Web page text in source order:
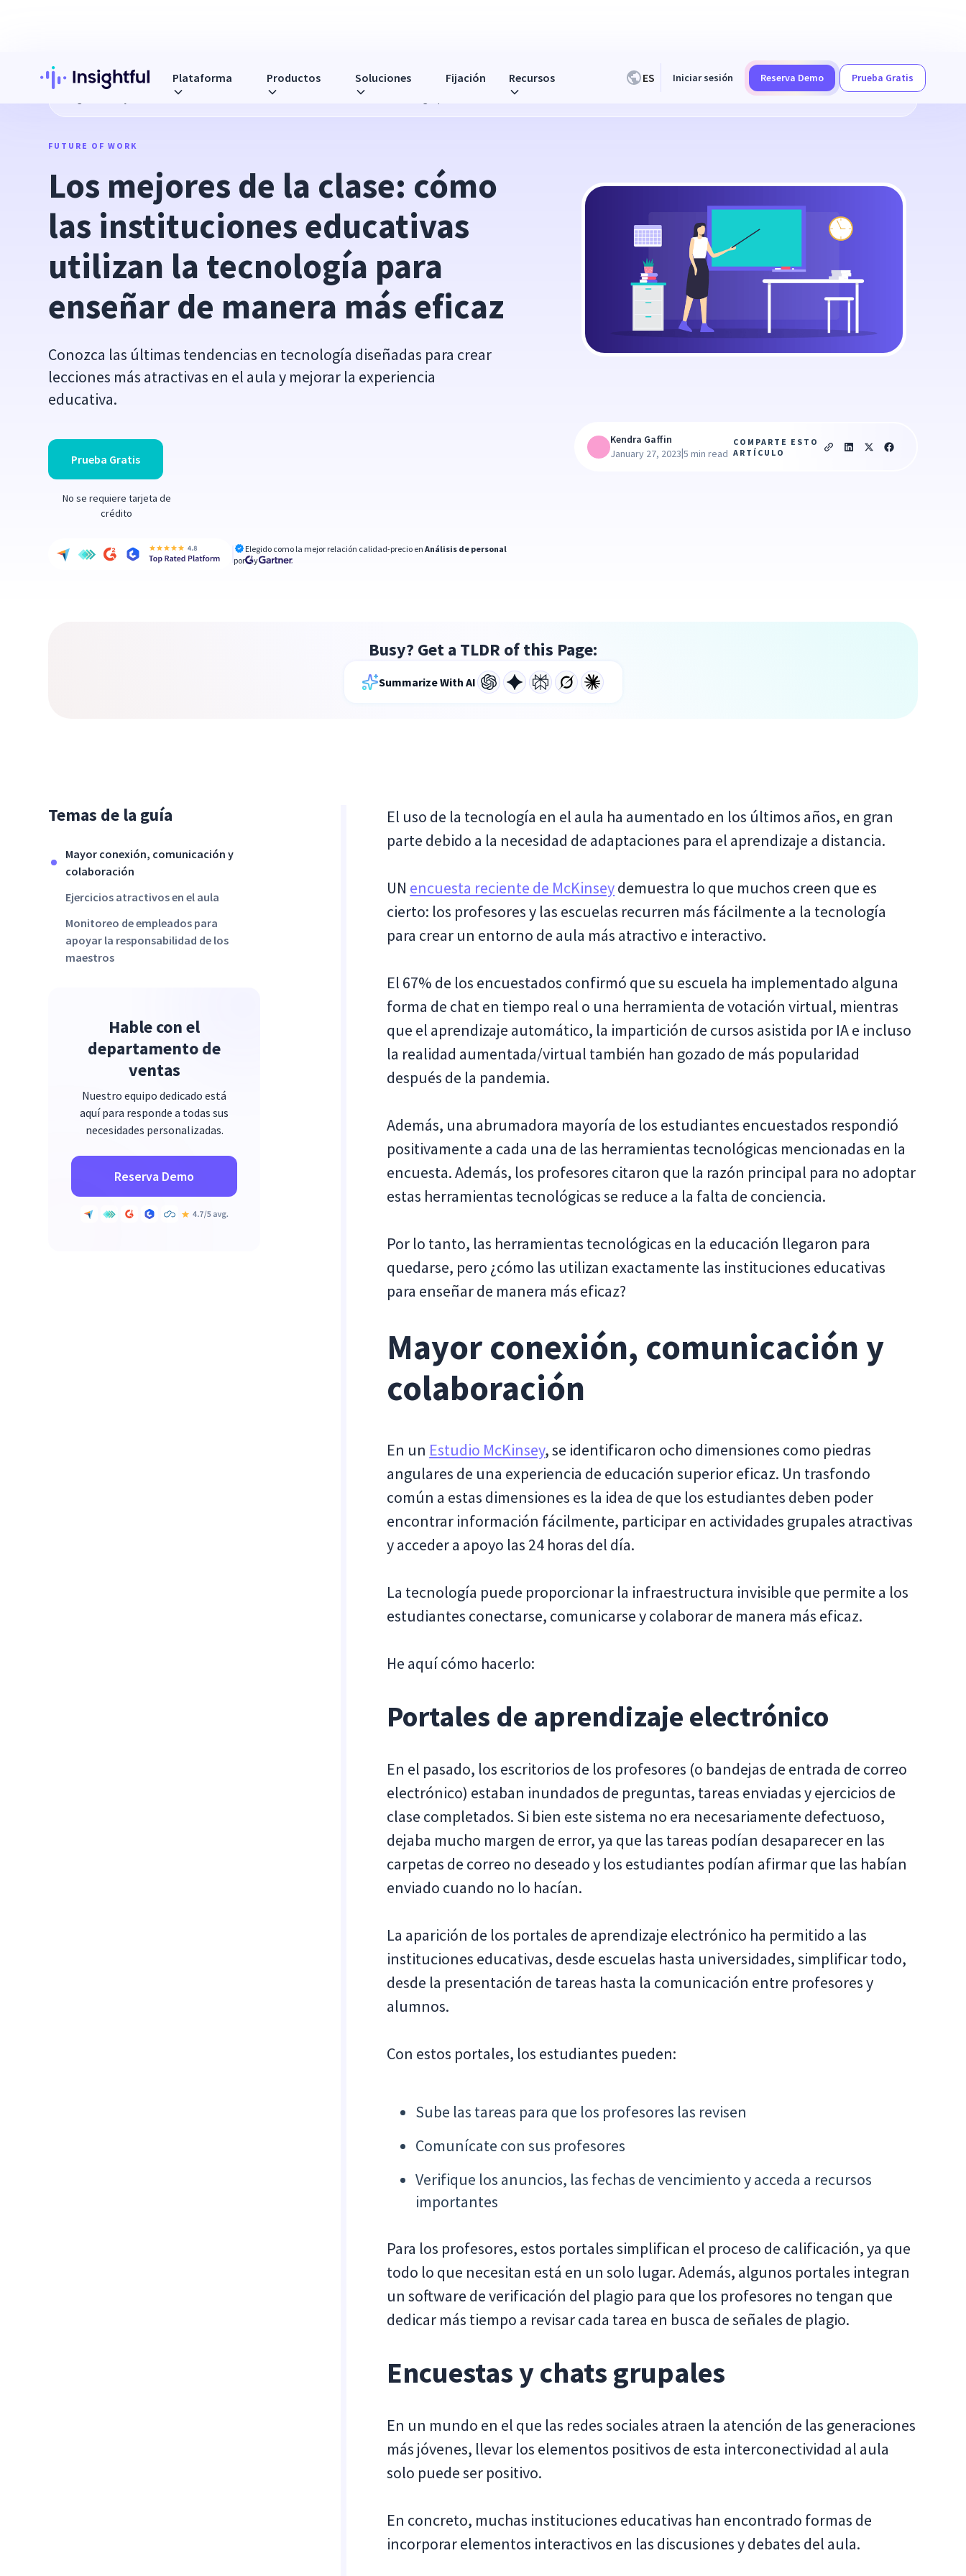
Plataforma Productos Soluciones Fijación Recursos ES Iniciar sesión Reserva Demo
Prueba Gratis
Los mejores de la clase: cómo las instituciones educativas utilizan la tecnología para enseñar de manera más eficaz
FUTURE OF WORK
Los mejores de la clase: cómo
las instituciones educativas
utilizan la tecnología para
enseñar de manera más eficaz
Conozca las últimas tendencias en tecnología diseñadas para crear
lecciones más atractivas en el aula y mejorar la experiencia
educativa.
Prueba Gratis
No se requiere tarjeta de
crédito
Elegido como la mejor relación calidad-precio enAnálisis de personal
por
y
Kendra Gaffin
January 27, 2023|5 min read
COMPARTE ESTO
ARTÍCULO
Busy? Get a TLDR of this Page:
Summarize With AI
Temas de la guía
Mayor conexión, comunicación y
colaboración
Ejercicios atractivos en el aula
Monitoreo de empleados para
apoyar la responsabilidad de los
maestros
Hable con el
departamento de
ventas
Nuestro equipo dedicado está
aquí para responde a todas sus
necesidades personalizadas.
Reserva Demo
El uso de la tecnología en el aula ha aumentado en los últimos años, en gran
parte debido a la necesidad de adaptaciones para el aprendizaje a distancia.
UN encuesta reciente de McKinseydemuestra lo que muchos creen que es
cierto: los profesores y las escuelas recurren más fácilmente a la tecnología
para crear un entorno de aula más atractivo e interactivo.
El 67% de los encuestados confirmó que su escuela ha implementado alguna
forma de chat en tiempo real o una herramienta de votación virtual, mientras
que el aprendizaje automático, la impartición de cursos asistida por IA e incluso
la realidad aumentada/virtual también han gozado de más popularidad
después de la pandemia.
Además, una abrumadora mayoría de los estudiantes encuestados respondió
positivamente a cada una de las herramientas tecnológicas mencionadas en la
encuesta. Además, los profesores citaron que la razón principal para no adoptar
estas herramientas tecnológicas se reduce a la falta de conciencia.
Por lo tanto, las herramientas tecnológicas en la educación llegaron para
quedarse, pero ¿cómo las utilizan exactamente las instituciones educativas
para enseñar de manera más eficaz?
Mayor conexión, comunicación y
colaboración
En un Estudio McKinsey, se identificaron ocho dimensiones como piedras
angulares de una experiencia de educación superior eficaz. Un trasfondo
común a estas dimensiones es la idea de que los estudiantes deben poder
encontrar información fácilmente, participar en actividades grupales atractivas
y acceder a apoyo las 24 horas del día.
La tecnología puede proporcionar la infraestructura invisible que permite a los
estudiantes conectarse, comunicarse y colaborar de manera más eficaz.
He aquí cómo hacerlo:
Portales de aprendizaje electrónico
En el pasado, los escritorios de los profesores (o bandejas de entrada de correo
electrónico) estaban inundados de preguntas, tareas enviadas y ejercicios de
clase completados. Si bien este sistema no era necesariamente defectuoso,
dejaba mucho margen de error, ya que las tareas podían desaparecer en las
carpetas de correo no deseado y los estudiantes podían afirmar que las habían
enviado cuando no lo hacían.
La aparición de los portales de aprendizaje electrónico ha permitido a las
instituciones educativas, desde escuelas hasta universidades, simplificar todo,
desde la presentación de tareas hasta la comunicación entre profesores y
alumnos.
Con estos portales, los estudiantes pueden:
Sube las tareas para que los profesores las revisen
Comunícate con sus profesores
Verifique los anuncios, las fechas de vencimiento y acceda a recursos
importantes
Para los profesores, estos portales simplifican el proceso de calificación, ya que
todo lo que necesitan está en un solo lugar. Además, algunos portales integran
un software de verificación del plagio para que los profesores no tengan que
dedicar más tiempo a revisar cada tarea en busca de señales de plagio.
Encuestas y chats grupales
En un mundo en el que las redes sociales atraen la atención de las generaciones
más jóvenes, llevar los elementos positivos de esta interconectividad al aula
solo puede ser positivo.
En concreto, muchas instituciones educativas han encontrado formas de
incorporar elementos interactivos en las discusiones y debates del aula.